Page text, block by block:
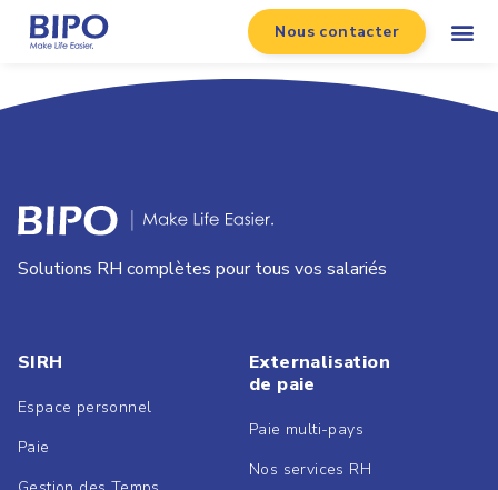
Nous contacter
Solutions RH complètes pour tous vos salariés
SIRH
Espace personnel
Paie
Externalisation
de paie
Paie multi-pays
Nos services RH